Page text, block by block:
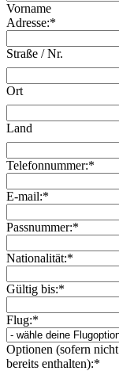
Vorname
Adresse:*
Straße / Nr.
Ort
Land
Telefonnummer:*
E-mail:*
Passnummer:*
Nationalität:*
Gültig bis:*
Flug:*
Optionen (sofern nicht
bereits enthalten):*